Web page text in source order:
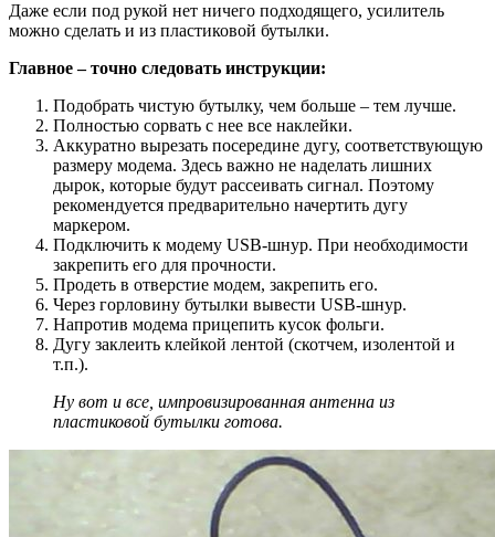
Даже если под рукой нет ничего подходящего, усилитель
можно сделать и из пластиковой бутылки.
Главное – точно следовать инструкции:
Подобрать чистую бутылку, чем больше – тем лучше.
Полностью сорвать с нее все наклейки.
Аккуратно вырезать посередине дугу, соответствующую
размеру модема. Здесь важно не наделать лишних
дырок, которые будут рассеивать сигнал. Поэтому
рекомендуется предварительно начертить дугу
маркером.
Подключить к модему USB-шнур. При необходимости
закрепить его для прочности.
Продеть в отверстие модем, закрепить его.
Через горловину бутылки вывести USB-шнур.
Напротив модема прицепить кусок фольги.
Дугу заклеить клейкой лентой (скотчем, изолентой и
т.п.).
Ну вот и все, импровизированная антенна из
пластиковой бутылки готова.